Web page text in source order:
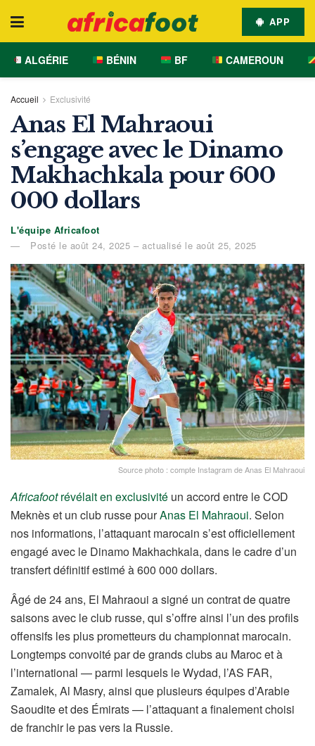
APP
ALGÉRIE BÉNIN BF CAMEROUN
Accueil Exclusivité
Anas El Mahraoui
s’engage avec le Dinamo
Makhachkala pour 600
000 dollars
L'équipe Africafoot
Posté le août 24, 2025 – actualisé le août 25, 2025
Source photo : compte Instagram de Anas El Mahraoui
Africafootrévélait en exclusivité un accord entre le COD
Meknès et un club russe pourAnas El Mahraoui. Selon
nos informations, l’attaquant marocain s’est officiellement
engagé avec le Dinamo Makhachkala, dans le cadre d’un
transfert définitif estimé à 600 000 dollars.
Âgé de 24 ans, El Mahraoui a signé un contrat de quatre
saisons avec le club russe, qui s’offre ainsi l’un des profils
offensifs les plus prometteurs du championnat marocain.
Longtemps convoité par de grands clubs au Maroc et à
l’international — parmi lesquels le Wydad, l’AS FAR,
Zamalek, Al Masry, ainsi que plusieurs équipes d’Arabie
Saoudite et des Émirats — l’attaquant a finalement choisi
de franchir le pas vers la Russie.